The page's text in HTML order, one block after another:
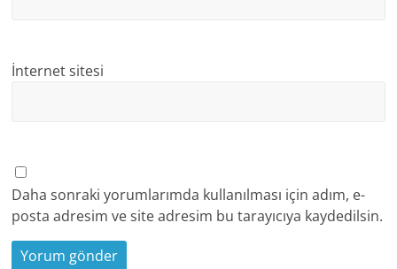
İnternet sitesi
Daha sonraki yorumlarımda kullanılması için adım, e-
posta adresim ve site adresim bu tarayıcıya kaydedilsin.